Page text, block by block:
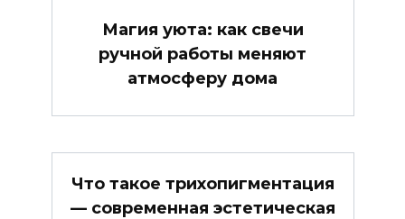
Магия уюта: как свечи
ручной работы меняют
атмосферу дома
Что такое трихопигментация
— современная эстетическая